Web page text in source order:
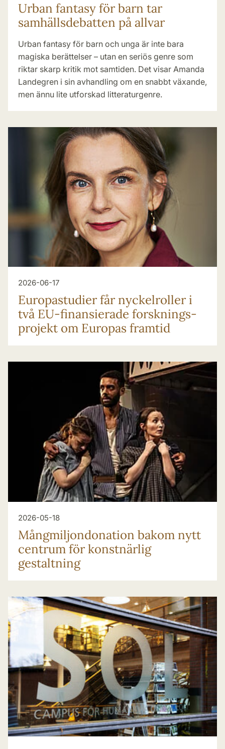
Urban fantasy för barn tar
samhällsdebatten på allvar
Urban fantasy för barn och unga är inte bara
magiska berättelser – utan en seriös genre som
riktar skarp kritik mot samtiden. Det visar Amanda
Landegren i sin avhandling om en snabbt växande,
men ännu lite utforskad litteraturgenre.
2026-06-17
Europa­studier får nyckel­roller i
två EU-finansierade forsknings­
projekt om Europas framtid
2026-05-18
Mång­miljon­donation bakom nytt
centrum för konstnärlig
gestaltning